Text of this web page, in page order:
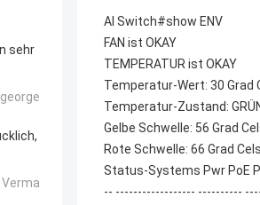
sehr
Al Switch#show ENV
FAN ist OKAY
TEMPERATUR ist OKAY
Temperatur-Wert: 30 Grad
Temperatur-Zustand:
Gelbe Schwelle: 56 Grad
Rote Schwelle: 66 Grad
Status-Systems Pwr PoE
-- ------------------ ----------